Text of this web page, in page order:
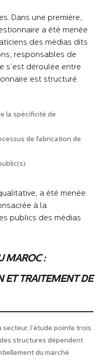
Dans une première,
a été menée
des médias dits
responsables de
s’est déroulée entre
est structuré
la spécificité de
de fabrication de
a été menée
à la
publics des médias
MAROC :
ET TRAITEMENT DE
l’étude pointe trois
structures dépendent
du marché